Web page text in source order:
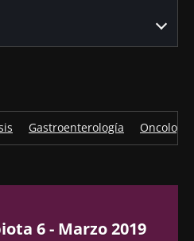
Gastroenterología Oncología
6 - Marzo 2019